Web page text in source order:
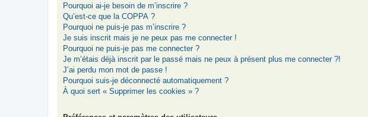
Pourquoi ai-je besoin de m’inscrire ?
Qu’est-ce que la COPPA ?
Pourquoi ne puis-je pas m’inscrire ?
Je suis inscrit mais je ne peux pas me connecter !
Pourquoi ne puis-je pas me connecter ?
Je m’étais déjà inscrit par le passé mais ne peux à présent plus me connecter ?!
J’ai perdu mon mot de passe !
Pourquoi suis-je déconnecté automatiquement ?
À quoi sert « Supprimer les cookies » ?